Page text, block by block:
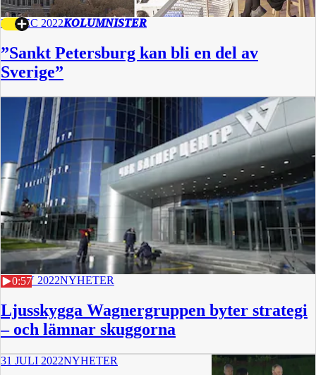
31 DEC 2022KOLUMNISTER
”Sankt Petersburg kan bli en del av
Sverige”
0:57
6 NOV 2022NYHETER
Ljusskygga Wagnergruppen byter strategi
– och lämnar skuggorna
31 JULI 2022NYHETER